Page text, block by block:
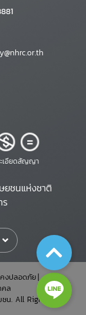
เอียดสัญญา
ชนแห่งชาติ
งปลอดภัย
คล
. All Rights